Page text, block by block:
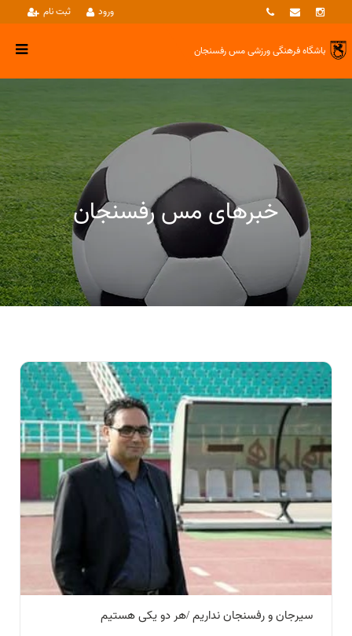
ثبت نام ورود
باشگاه فرهنگی ورزشیمس رفسنجان
خبرهای مس رفسنجان
خبرها
سیرجان و رفسنجان نداریم /هر دو یکی هستیم